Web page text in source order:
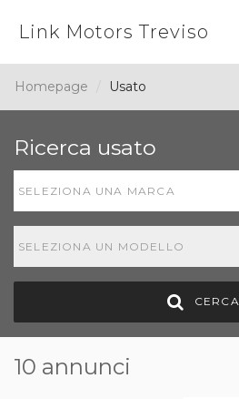
Link Motors Treviso
Homepage Usato
Ricerca usato
SELEZIONA UNA MARCA
SELEZIONA UN MODELLO
CERCA
10 annunci